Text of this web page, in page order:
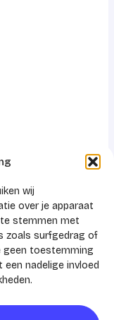
wij
over je apparaat
stemmen met
zoals surfgedrag of
geen toestemming
nadelige invloed